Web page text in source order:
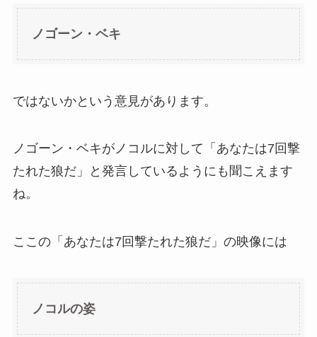
ノゴーン・ベキ
ではないかという意見があります。
ノゴーン・ベキがノコルに対して「あなたは7回撃
たれた狼だ」と発言しているようにも聞こえます
ね。
ここの「あなたは7回撃たれた狼だ」の映像には
ノコルの姿